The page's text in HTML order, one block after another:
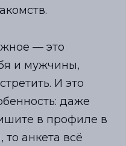
— это
и мужчины,
И это
даже
в профиле в
анкета всё